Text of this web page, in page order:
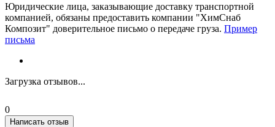
Юридические лица, заказывающие доставку транспортной
компанией, обязаны предоставить компании "ХимСнаб
Композит" доверительное письмо о передаче груза. Пример
письма
Загрузка отзывов...
0
Написать отзыв